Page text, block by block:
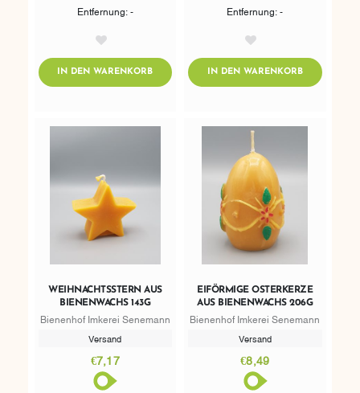
Entfernung: -
IN DEN WARENKORBADDTOCART
Entfernung: -
IN DEN WARENKORBADDTOCART
WEIHNACHTSSTERN AUS
BIENENWACHS 143G
Bienenhof Imkerei Senemann
Versand
€7,17
EIFÖRMIGE OSTERKERZE
AUS BIENENWACHS 206G
Bienenhof Imkerei Senemann
Versand
€8,49